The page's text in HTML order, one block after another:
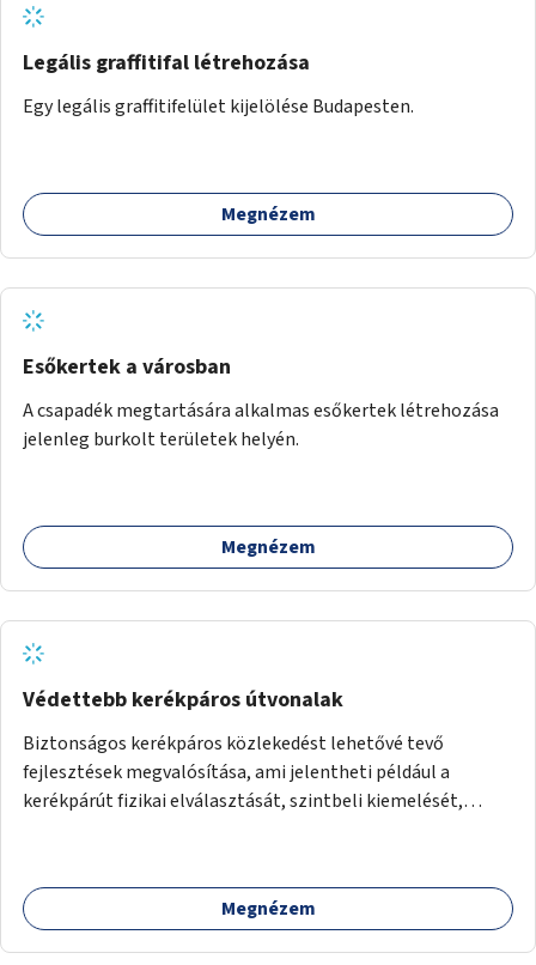
Legális graffitifal létrehozása
Egy legális graffitifelület kijelölése Budapesten.
Megnézem
Esőkertek a városban
A csapadék megtartására alkalmas esőkertek létrehozása
jelenleg burkolt területek helyén.
Megnézem
Védettebb kerékpáros útvonalak
Biztonságos kerékpáros közlekedést lehetővé tevő
fejlesztések megvalósítása, ami jelentheti például a
kerékpárút fizikai elválasztását, szintbeli kiemelését,
vagy akár egyes egyirányú utcák megnyitását
szembeforgalmú kerékpározásra.
Megnézem